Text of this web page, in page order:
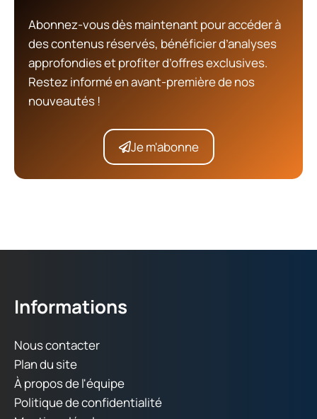
Abonnez-vous dès maintenant pour accéder à
des contenus réservés, bénéficier d’analyses
approfondies et profiter d’offres exclusives.
Restez informé en avant-première de nos
nouveautés !
Je m'abonne
Informations
Nous contacter
Plan du site
À propos de l'équipe
Politique de confidentialité